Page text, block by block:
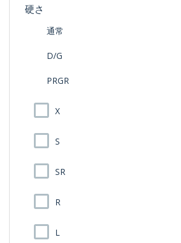
硬さ
通常
D/G
PRGR
X
S
SR
R
L